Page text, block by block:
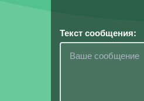
Текст сообщения: